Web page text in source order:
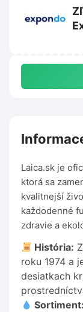
Laica.sk je
ktorá sa
kvalitnejší
každodenné
zdravie a
História:
roku 1974 a
desiatkach
Sortiment: